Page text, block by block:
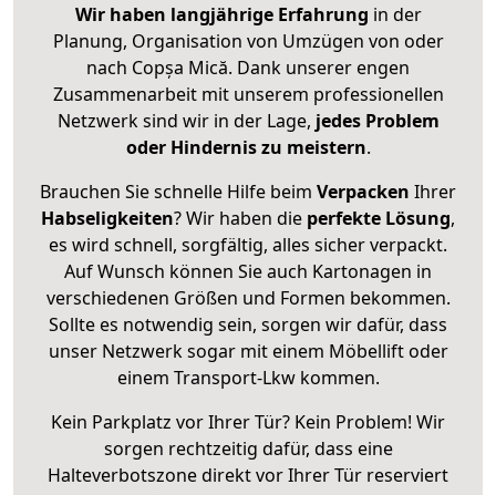
Wir haben langjährige Erfahrung in der
Planung, Organisation von Umzügen von oder
nach Copșa Mică. Dank unserer engen
Zusammenarbeit mit unserem professionellen
Netzwerk sind wir in der Lage, jedes Problem
oder Hindernis zu meistern.
Brauchen Sie schnelle Hilfe beim Verpacken Ihrer
Habseligkeiten? Wir haben die perfekte Lösung,
es wird schnell, sorgfältig, alles sicher verpackt.
Auf Wunsch können Sie auch Kartonagen in
verschiedenen Größen und Formen bekommen.
Sollte es notwendig sein, sorgen wir dafür, dass
unser Netzwerk sogar mit einem Möbellift oder
einem Transport-Lkw kommen.
Kein Parkplatz vor Ihrer Tür? Kein Problem! Wir
sorgen rechtzeitig dafür, dass eine
Halteverbotszone direkt vor Ihrer Tür reserviert